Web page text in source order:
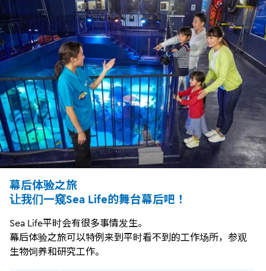
幕后体验之旅
让我们一窥Sea Life的舞台幕后吧！
Sea Life平时会有很多事情发生。
幕后体验之旅可以特例来到平时看不到的工作场所，参观
生物饲养和研究工作。